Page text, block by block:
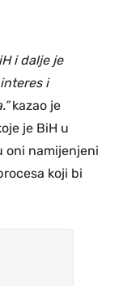
i dalje je
i
kazao je
je BiH u
oni namijenjeni
koji bi